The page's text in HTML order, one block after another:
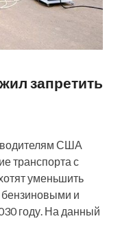
запретить
США
транспорта с
уменьшить
бензиновыми и
году. На данный